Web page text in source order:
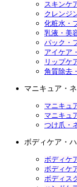
スキンケ
クレンジ
化粧水・
乳液・美
パック・
アイケア
リップケ
角質除去
マニキュア・
マニキュ
マニキュ
つけ爪・
ボディケア・
ボディケ
ボディケ
ボディス